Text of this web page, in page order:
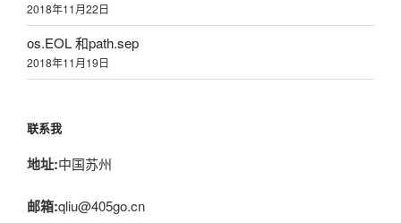
2018年11月22日
os.EOL 和path.sep
2018年11月19日
联系我
地址:中国苏州
邮箱:qliu@405go.cn